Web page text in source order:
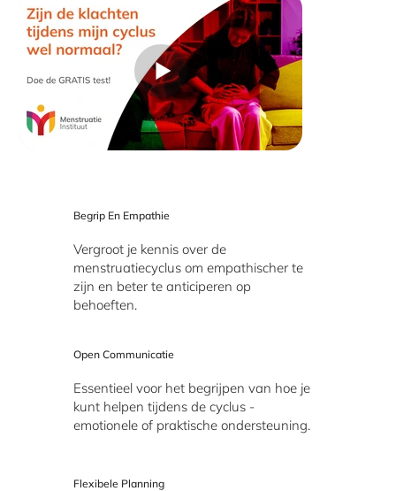
Begrip En Empathie
Vergroot je kennis over de
menstruatiecyclus om empathischer te
zijn en beter te anticiperen op
behoeften.
Open Communicatie
Essentieel voor het begrijpen van hoe je
kunt helpen tijdens de cyclus -
emotionele of praktische ondersteuning.
Flexibele Planning